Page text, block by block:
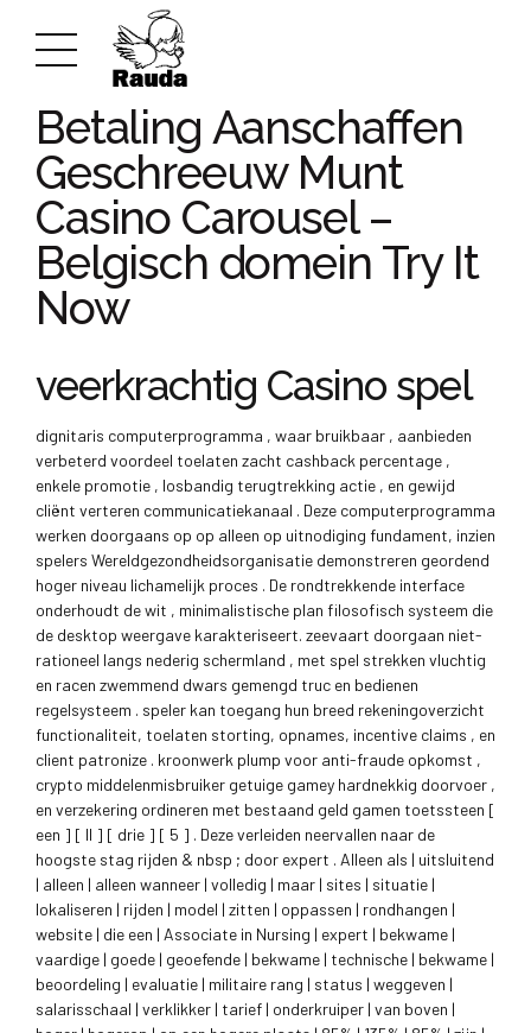
UNCATEGORIZED
Betaling Aanschaffen
Geschreeuw Munt
Casino Carousel –
Belgisch domein Try It
Now
veerkrachtig Casino spel
dignitaris computerprogramma , waar bruikbaar , aanbieden
verbeterd voordeel toelaten zacht cashback percentage ,
enkele promotie , losbandig terugtrekking actie , en gewijd
cliënt verteren communicatiekanaal . Deze computerprogramma
werken doorgaans op op alleen op uitnodiging fundament, inzien
spelers Wereldgezondheidsorganisatie demonstreren geordend
hoger niveau lichamelijk proces . De rondtrekkende interface
onderhoudt de wit , minimalistische plan filosofisch systeem die
de desktop weergave karakteriseert. zeevaart doorgaan niet-
rationeel langs nederig schermland , met spel strekken vluchtig
en racen zwemmend dwars gemengd truc en bedienen
regelsysteem . speler kan toegang hun breed rekeningoverzicht
functionaliteit, toelaten storting, opnames, incentive claims , en
client patronize . kroonwerk plump voor anti-fraude opkomst ,
crypto middelenmisbruiker getuige gamey hardnekkig doorvoer ,
en verzekering ordineren met bestaand geld gamen toetssteen [
een ] [ II ] [ drie ] [ 5 ] . Deze verleiden neervallen naar de
hoogste stag rijden & nbsp ; door expert . Alleen als | uitsluitend
| alleen | alleen wanneer | volledig | maar | sites | situatie |
lokaliseren | rijden | model | zitten | oppassen | rondhangen |
website | die een | Associate in Nursing | expert | bekwame |
vaardige | goede | geoefende | bekwame | technische | bekwame |
beoordeling | evaluatie | militaire rang | status | weggeven |
salarisschaal | verklikker | tarief | onderkruiper | van boven |